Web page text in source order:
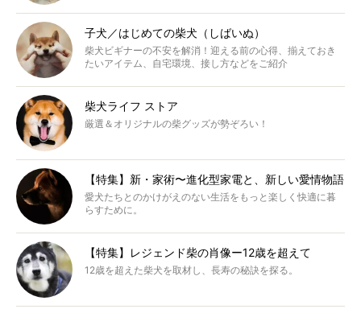
子犬／はじめての柴犬（しばいぬ）
柴犬ビギナーの不安を解消！迎える前の心得、揃えておき
たいアイテム、自宅環境、接し方などをご紹介
柴犬ライフ ストア
厳選＆オリジナルの柴グッズが勢ぞろい！
【特集】新・家術〜進化型家電と、新しい愛情物語
愛犬たちとのかけがえのない生活をもっと楽しく快適に暮
らすために。
【特集】レジェンド柴の肖像ー12歳を超えて
12歳を超えた柴犬を取材し、長寿の秘訣を探る。